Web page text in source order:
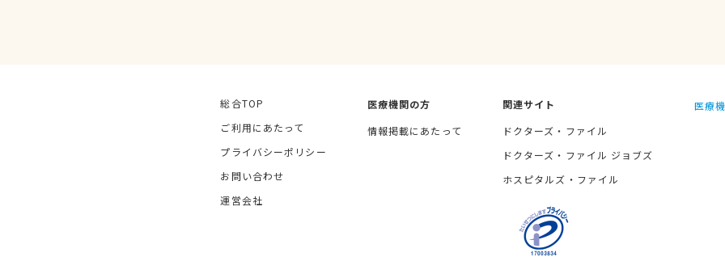
総合TOP
ご利用にあたって
プライバシーポリシー
お問い合わせ
運営会社
医療機関の方
情報掲載にあたって
関連サイト
ドクターズ・ファイル
ドクターズ・ファイル ジョブズ
ホスピタルズ・ファイル
医療